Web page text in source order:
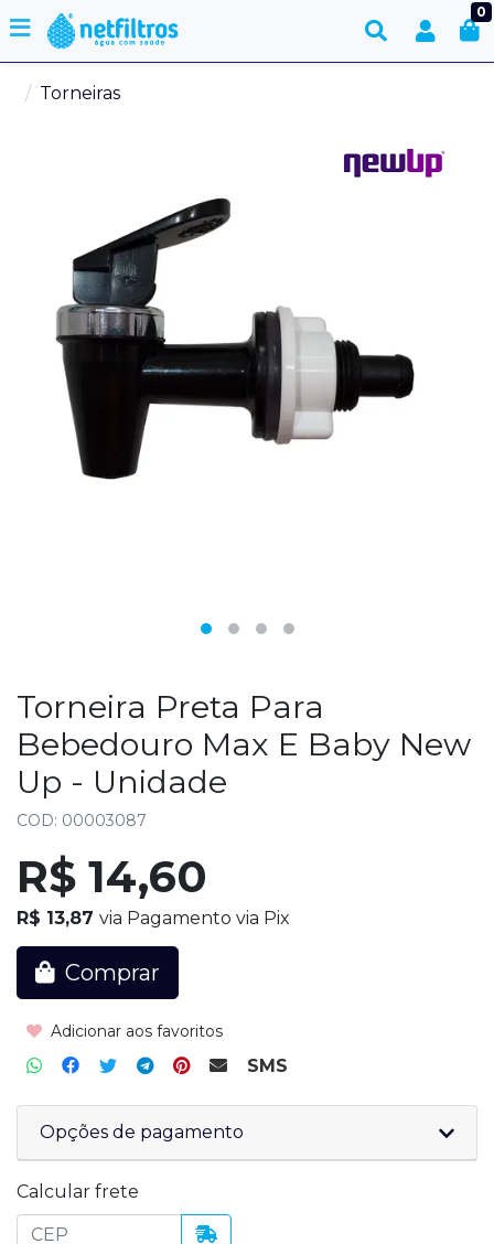
0
Torneiras
Torneira Preta Para
Bebedouro Max E Baby New
Up - Unidade
COD: 00003087
R$ 14,60
R$ 13,87 via Pagamento via Pix
Comprar
Adicionar aos favoritos
SMS
Opções de pagamento
Calcular frete